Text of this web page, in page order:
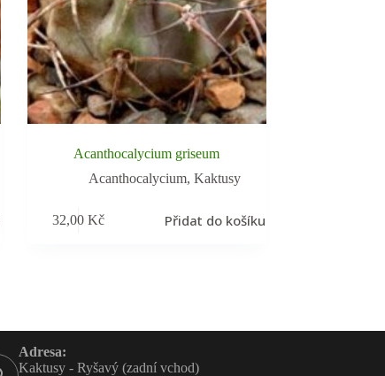
Acanthocalycium griseum
Acanthocalycium, Kaktusy
32,00 Kč Přidat do košíku
Adresa:
Kaktusy - Ryšavý (zadní vchod)